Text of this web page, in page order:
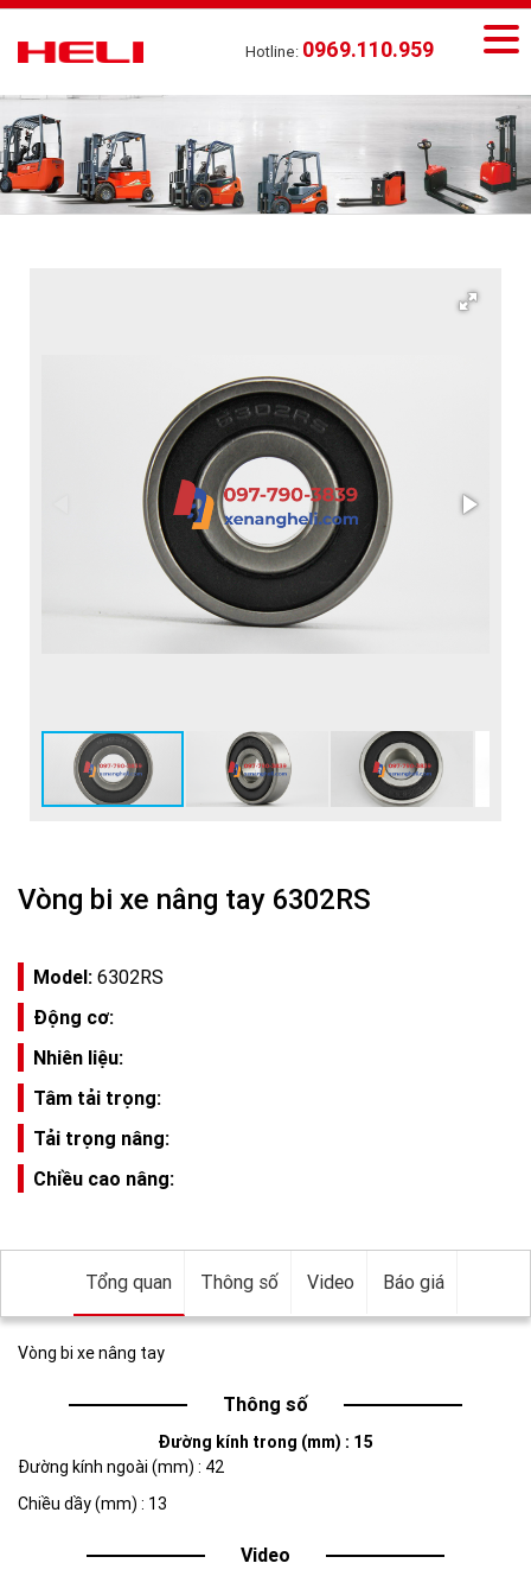
Hotline: 0969.110.959
Vòng bi xe nâng tay 6302RS
Model: 6302RS
Động cơ:
Nhiên liệu:
Tâm tải trọng:
Tải trọng nâng:
Chiều cao nâng:
Tổng quan Thông số Video Báo giá
Vòng bi xe nâng tay
Thông số
Đường kính trong (mm) : 15
Đường kính ngoài (mm) : 42
Chiều dầy (mm) : 13
Video